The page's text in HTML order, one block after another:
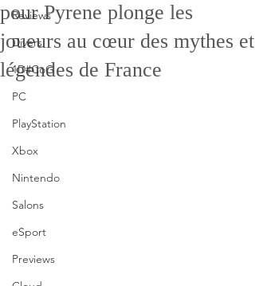
Reviews
Divers
1D#CoG
PC
PlayStation
Xbox
Nintendo
Salons
eSport
Previews
pour Pyrene plonge les
joueurs au cœur des mythes et
légendes de France